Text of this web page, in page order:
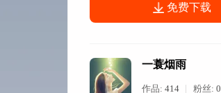
免费下载
一蓑烟雨
作品:414 粉丝:0